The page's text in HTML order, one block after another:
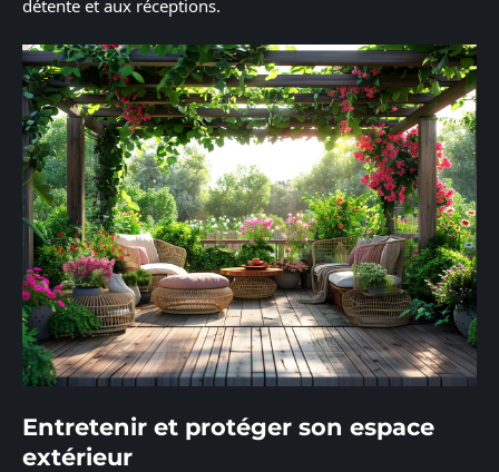
détente et aux réceptions.
Entretenir et protéger son espace
extérieur